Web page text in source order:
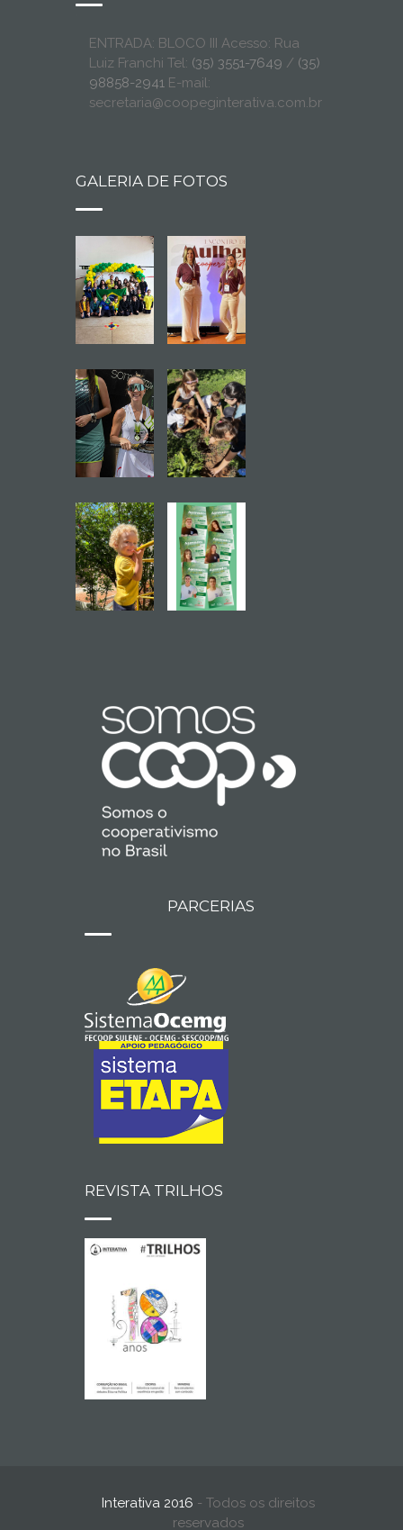
ENTRADA: BLOCO III Acesso: Rua
Luiz Franchi Tel: (35) 3551-7649 / (35)
98858-2941 E-mail:
secretaria@coopeginterativa.com.br
GALERIA DE FOTOS
PARCERIAS
REVISTA TRILHOS
Interativa 2016 - Todos os direitos
reservados